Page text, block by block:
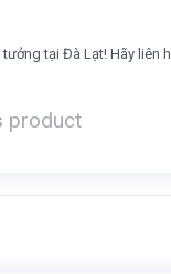
tại Đà Lạt! Hãy liên
product